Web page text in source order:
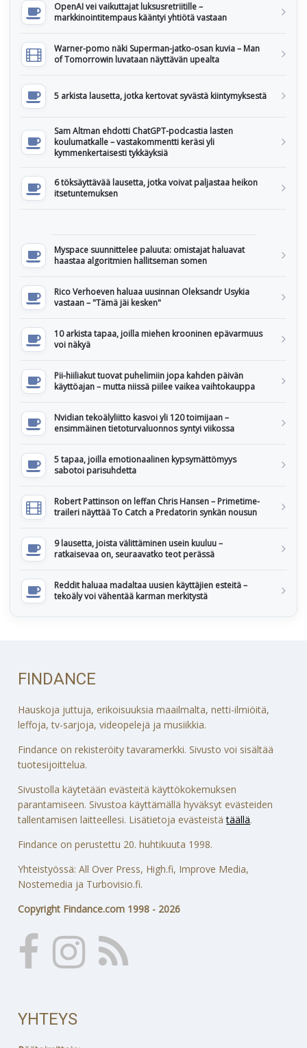
OpenAI vei vaikuttajat luksusretriitille –
markkinointitempaus kääntyi yhtiötä vastaan
Warner-pomo näki Superman-jatko-osan kuvia – Man
of Tomorrowin luvataan näyttävän upealta
5 arkista lausetta, jotka kertovat syvästä kiintymyksestä
Sam Altman ehdotti ChatGPT-podcastia lasten
koulumatkalle – vastakommentti keräsi yli
kymmenkertaisesti tykkäyksiä
6 töksäyttävää lausetta, jotka voivat paljastaa heikon
itsetuntemuksen
Myspace suunnittelee paluuta: omistajat haluavat
haastaa algoritmien hallitseman somen
Rico Verhoeven haluaa uusinnan Oleksandr Usykia
vastaan – "Tämä jäi kesken"
10 arkista tapaa, joilla miehen krooninen epävarmuus
voi näkyä
Pii-hiiliakut tuovat puhelimiin jopa kahden päivän
käyttöajan – mutta niissä piilee vaikea vaihtokauppa
Nvidian tekoälyliitto kasvoi yli 120 toimijaan –
ensimmäinen tietoturvaluonnos syntyi viikossa
5 tapaa, joilla emotionaalinen kypsymättömyys
sabotoi parisuhdetta
Robert Pattinson on leffan Chris Hansen – Primetime-
traileri näyttää To Catch a Predatorin synkän nousun
9 lausetta, joista välittäminen usein kuuluu –
ratkaisevaa on, seuraavatko teot perässä
Reddit haluaa madaltaa uusien käyttäjien esteitä –
tekoäly voi vähentää karman merkitystä
FINDANCE
Hauskoja juttuja, erikoisuuksia maailmalta, netti-ilmiöitä,
leffoja, tv-sarjoja, videopelejä ja musiikkia.
Findance on rekisteröity tavaramerkki. Sivusto voi sisältää
tuotesijoittelua.
Sivustolla käytetään evästeitä käyttökokemuksen
parantamiseen. Sivustoa käyttämällä hyväksyt evästeiden
tallentamisen laitteellesi. Lisätietoja evästeistätäällä.
Findance on perustettu 20. huhtikuuta 1998.
Yhteistyössä: All Over Press, High.fi, Improve Media,
Nostemedia ja Turbovisio.fi.
Copyright Findance.com 1998 - 2026
YHTEYS